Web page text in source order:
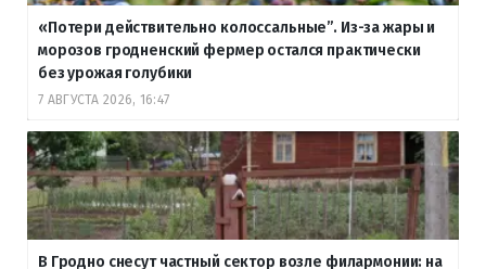
«Потери действительно колоссальные”. Из-за жары и
морозов гродненский фермер остался практически
без урожая голубики
7 АВГУСТА 2026, 16:47
В Гродно снесут частный сектор возле филармонии: на